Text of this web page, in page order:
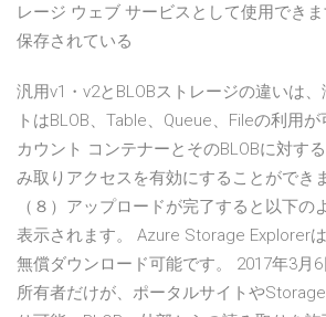
レージ ウェブ サービスとして使用でき
保存されている
汎用v1・v2とBLOBストレージの違いは
トはBLOB、Table、Queue、Fileの利用
カウント コンテナーとそのBLOBに対す
み取りアクセスを有効にすることができ
（８）アップロードが完了すると以下の
表示されます。 Azure Storage Explorer
無償ダウンロード可能です。 2017年3月
所有者だけが、ポータルサイトや